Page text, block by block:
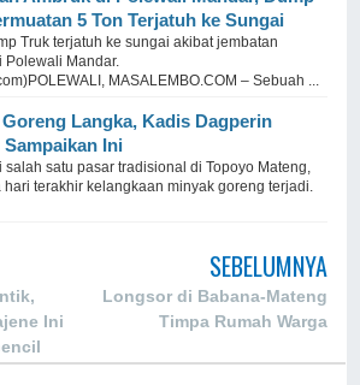
5 Ton Terjatuh ke Sungai
Truk terjatuh ke sungai akibat jembatan
Polewali Mandar.
MASALEMBO.COM – Sebuah ...
Langka, Kadis Dagperin
Sampaikan Ini
salah satu pasar tradisional di Topoyo Mateng,
hari terakhir kelangkaan minyak goreng terjadi.
Ini
SEBELUMNYA
Longsor di Babana-Mateng
Timpa Rumah Warga